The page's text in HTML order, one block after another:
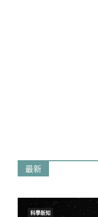
最新
科學新知